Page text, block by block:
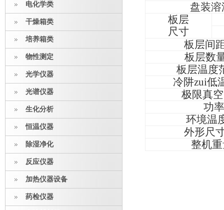
电化学类
干燥箱类
培养箱类
物性测定
光学仪器
光谱仪器
生化分析
恒温仪器
除湿净化
反应仪器
加热仪器设备
药检仪器
盘装
板层
尺寸
板层间
板层数
板层温度
冷阱zui低
极限真
功率
环境温
外形尺
整机